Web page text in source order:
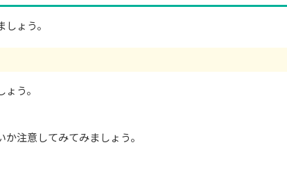
ょう。
う。
注意してみてみましょう。